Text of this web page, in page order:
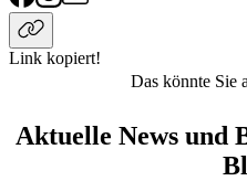
Link kopiert!
Das könnte Sie
Aktuelle News und